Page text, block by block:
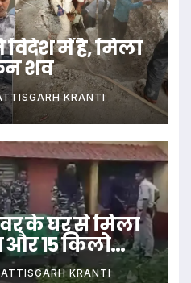
विदेश में है, मिला
शव
KRANTI
के घर से मिला
15 किलो
KRANTI